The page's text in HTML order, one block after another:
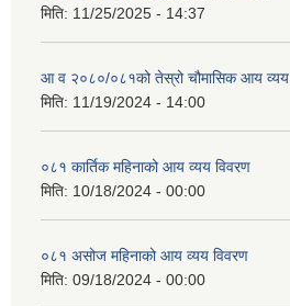
मिति: 11/25/2025 - 14:37
आ व २०८०/०८१को तेस्रो चौमासिक आय व्यय
मिति: 11/19/2024 - 14:00
०८१ कार्तिक महिनाको आय व्यय विवरण
मिति: 10/18/2024 - 00:00
०८१ असोज महिनाको आय व्यय विवरण
मिति: 09/18/2024 - 00:00